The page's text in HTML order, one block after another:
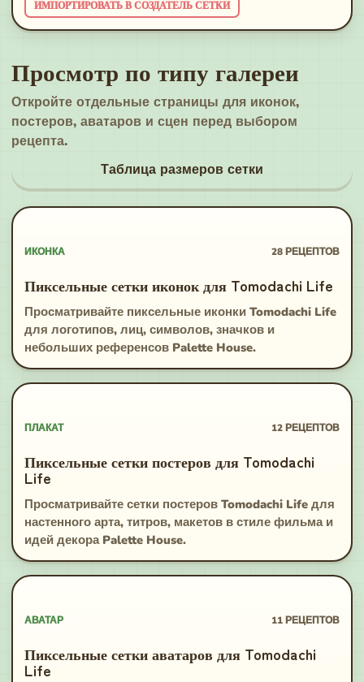
ИМПОРТИРОВАТЬ В СОЗДАТЕЛЬ СЕТКИ
Просмотр по типу галереи
Откройте отдельные страницы для иконок,
постеров, аватаров и сцен перед выбором
рецепта.
Таблица размеров сетки
ИКОНКА 28РЕЦЕПТОВ
Пиксельные сетки иконок для Tomodachi Life
Просматривайте пиксельные иконки Tomodachi Life
для логотипов, лиц, символов, значков и
небольших референсов Palette House.
ПЛАКАТ 12РЕЦЕПТОВ
Пиксельные сетки постеров для Tomodachi
Life
Просматривайте сетки постеров Tomodachi Life для
настенного арта, титров, макетов в стиле фильма и
идей декора Palette House.
АВАТАР 11РЕЦЕПТОВ
Пиксельные сетки аватаров для Tomodachi
Life